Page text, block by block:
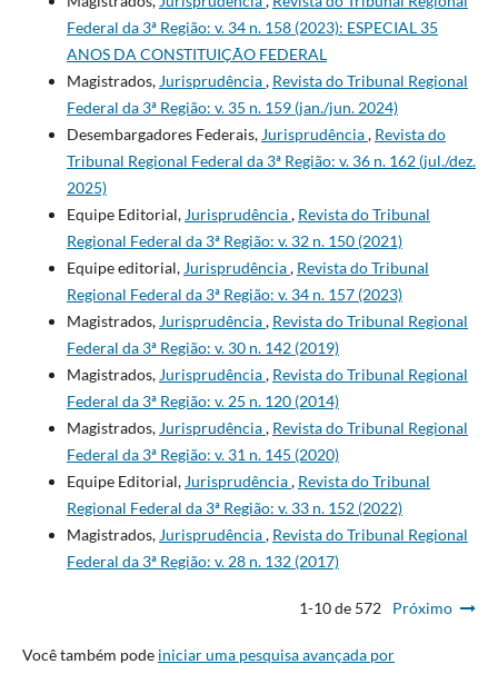
Federal da 3ª Região: v. 34 n. 158 (2023): ESPECIAL 35
ANOS DA CONSTITUIÇÃO FEDERAL
Magistrados, Jurisprudência, Revista do Tribunal Regional
Federal da 3ª Região: v. 35 n. 159 (jan./jun. 2024)
Desembargadores Federais, Jurisprudência, Revista do
Tribunal Regional Federal da 3ª Região: v. 36 n. 162 (jul./dez.
2025)
Equipe Editorial, Jurisprudência, Revista do Tribunal
Regional Federal da 3ª Região: v. 32 n. 150 (2021)
Equipe editorial, Jurisprudência, Revista do Tribunal
Regional Federal da 3ª Região: v. 34 n. 157 (2023)
Magistrados, Jurisprudência, Revista do Tribunal Regional
Federal da 3ª Região: v. 30 n. 142 (2019)
Magistrados, Jurisprudência, Revista do Tribunal Regional
Federal da 3ª Região: v. 25 n. 120 (2014)
Magistrados, Jurisprudência, Revista do Tribunal Regional
Federal da 3ª Região: v. 31 n. 145 (2020)
Equipe Editorial, Jurisprudência, Revista do Tribunal
Regional Federal da 3ª Região: v. 33 n. 152 (2022)
Magistrados, Jurisprudência, Revista do Tribunal Regional
Federal da 3ª Região: v. 28 n. 132 (2017)
1-10 de 572 Próximo
Você também pode iniciar uma pesquisa avançada por